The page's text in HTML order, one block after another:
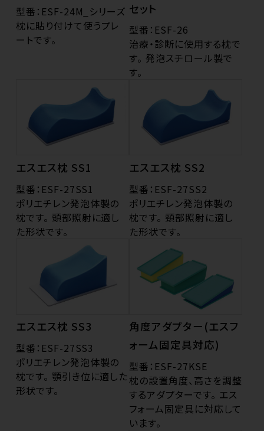
型番：ESF-24M_シリーズ
枕に貼り付けて使うプレ
ートです。
セット
型番：ESF-26
治療・診断に使用する枕で
す。 発泡スチロール製で
す。
エスエス枕 SS1
型番：ESF-27SS1
ポリエチレン発泡体製の
枕です。 頭部照射に適し
た形状です。
エスエス枕 SS2
型番：ESF-27SS2
ポリエチレン発泡体製の
枕です。 頸部照射に適し
た形状です。
エスエス枕 SS3
型番：ESF-27SS3
ポリエチレン発泡体製の
枕です。 顎引き位に適した
形状です。
角度アダプター(エスフ
ォーム固定具対応)
型番：ESF-27KSE
枕の設置角度、高さを調整
するアダプターです。 エス
フォーム固定具に対応して
います。